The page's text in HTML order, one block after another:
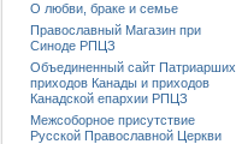
О любви, браке и семье
Православный Магазин при
Синоде РПЦЗ
Объединенный сайт Патриарших
приходов Канады и приходов
Канадской епархии РПЦЗ
Межсоборное присутствие
Русской Православной Церкви